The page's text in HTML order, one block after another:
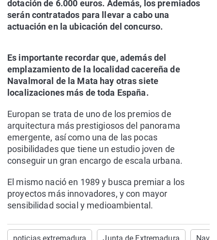
dotación de 6.000 euros. Además, los premiados
serán contratados para llevar a cabo una
actuación en la ubicación del concurso.
Es importante recordar que, además del
emplazamiento de la localidad cacereña de
Navalmoral de la Mata hay otras siete
localizaciones más de toda España.
Europan se trata de uno de los premios de
arquitectura más prestigiosos del panorama
emergente, así como una de las pocas
posibilidades que tiene un estudio joven de
conseguir un gran encargo de escala urbana.
El mismo nació en 1989 y busca premiar a los
proyectos más innovadores, y con mayor
sensibilidad social y medioambiental.